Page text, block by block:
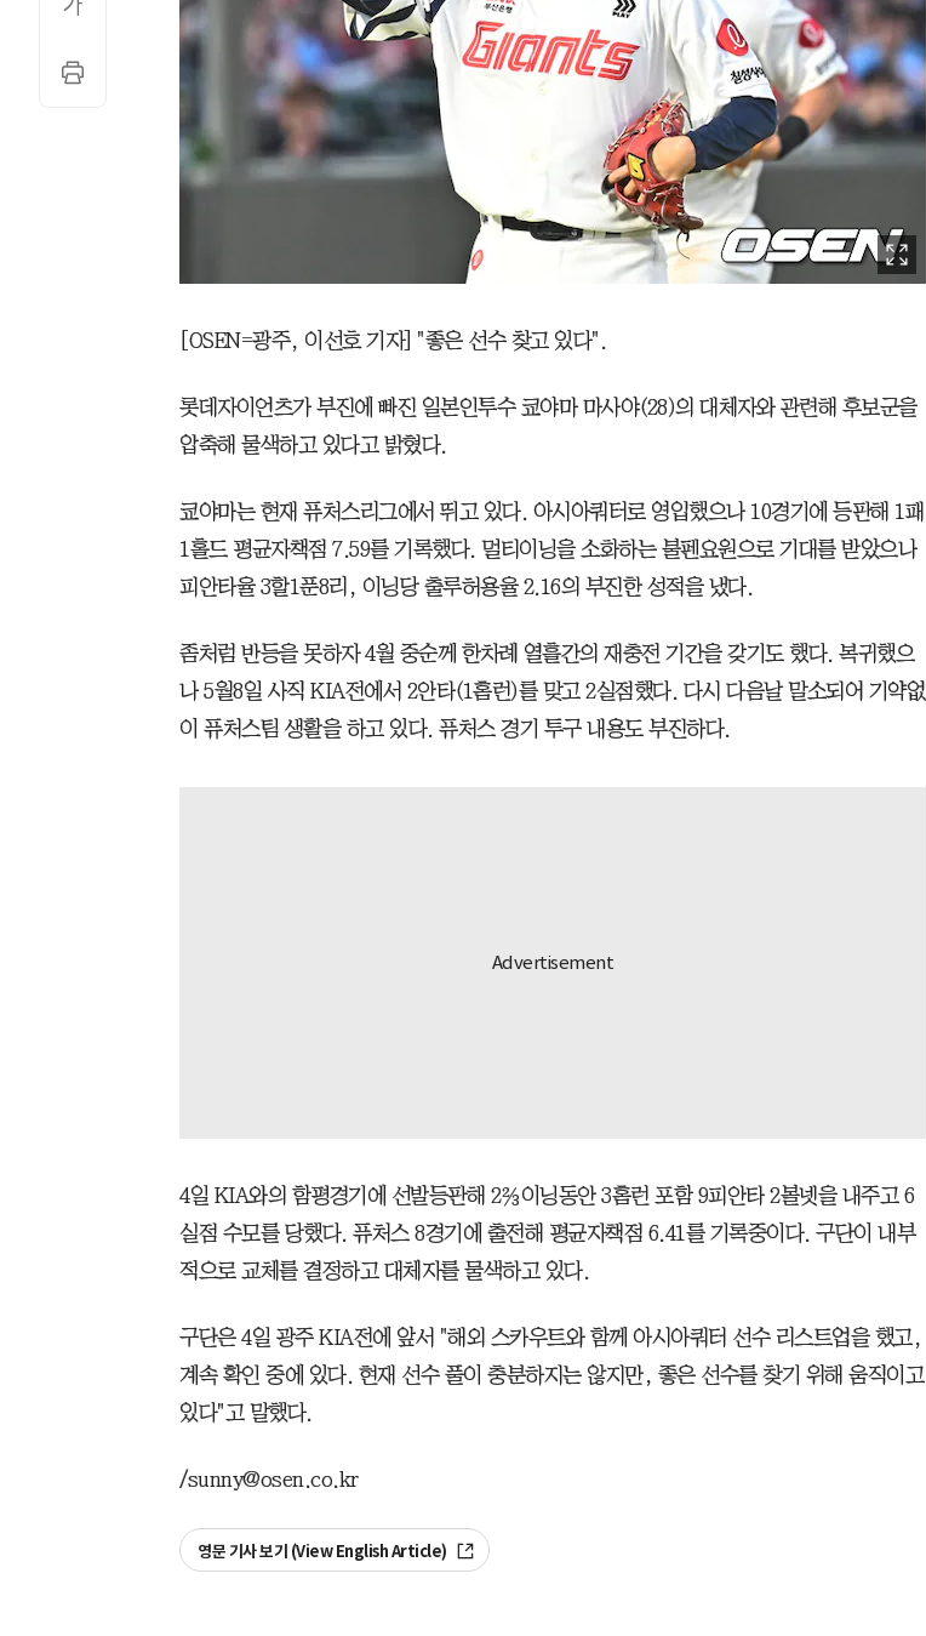
[OSEN=광주, 이선호 기자] "좋은 선수 찾고 있다".
롯데자이언츠가 부진에 빠진 일본인투수 쿄야마 마사야(28)의 대체자와 관련해 후보군을
압축해 물색하고 있다고 밝혔다.
쿄야마는 현재 퓨처스리그에서 뛰고 있다. 아시아쿼터로 영입했으나 10경기에 등판해 1패
1홀드 평균자책점 7.59를 기록했다. 멀티이닝을 소화하는 불펜요원으로 기대를 받았으나
피안타율 3할1푼8리, 이닝당 출루허용율 2.16의 부진한 성적을 냈다.
좀처럼 반등을 못하자 4월 중순께 한차례 열흘간의 재충전 기간을 갖기도 했다. 복귀했으
나 5월8일 사직 KIA전에서 2안타(1홈런)를 맞고 2실점했다. 다시 다음날 말소되어 기약없
이 퓨처스팀 생활을 하고 있다. 퓨처스 경기 투구 내용도 부진하다.
4일 KIA와의 함평경기에 선발등판해 2⅔이닝동안 3홈런 포함 9피안타 2볼넷을 내주고 6
실점 수모를 당했다. 퓨처스 8경기에 출전해 평균자책점 6.41를 기록중이다. 구단이 내부
적으로 교체를 결정하고 대체자를 물색하고 있다.
구단은 4일 광주 KIA전에 앞서 "해외 스카우트와 함께 아시아쿼터 선수 리스트업을 했고,
계속 확인 중에 있다. 현재 선수 풀이 충분하지는 않지만, 좋은 선수를 찾기 위해 움직이고
있다"고 말했다.
/sunny@osen.co.kr
영문 기사 보기 (View English Article)